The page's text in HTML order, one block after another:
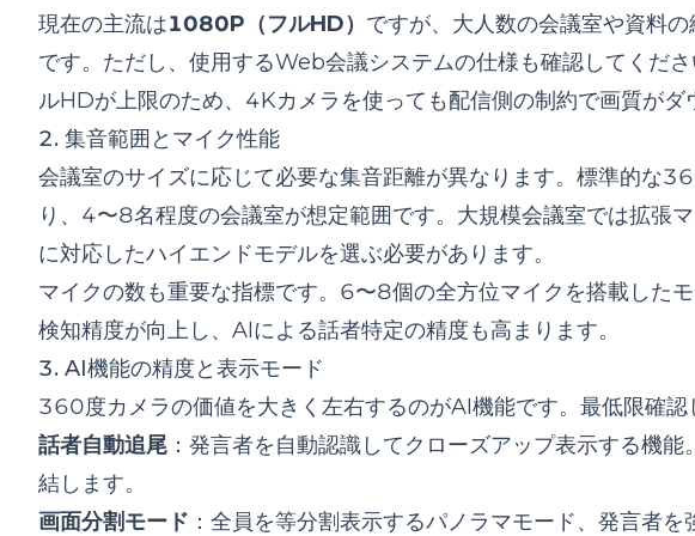
現在の主流は1080P（フルHD） ですが、大人数の会議室や資料
です。ただし、使用するWeb会議システムの仕様も確認してく
ルHDが上限のため、4Kカメラを使っても配信側の制約で画質がダ
2. 集音範囲とマイク性能
会議室のサイズに応じて必要な集音距離が異なります。標準的な
り、4〜8名程度の会議室が想定範囲です。大規模会議室では拡張
に対応したハイエンドモデルを選ぶ必要があります。
マイクの数も重要な指標です。6〜8個の全方位マイクを搭載した
検知精度が向上し、AIによる話者特定の精度も高まります。
3. AI機能の精度と表示モード
360度カメラの価値を大きく左右するのがAI機能です。最低限確認
話者自動追尾 ：発言者を自動認識してクローズアップ表示する機
結します。
画面分割モード ：全員を等分割表示するパノラマモード、発言者